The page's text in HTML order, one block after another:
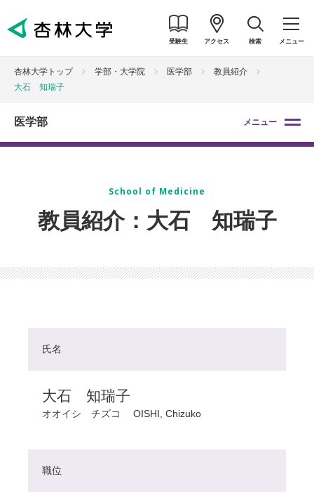
受験生 アクセス 検索 メニュー
杏林大学トップ 学部・大学院 医学部
教員紹介
大石 知瑞子
医学部 メニュー
School of Medicine
教員紹介：大石 知瑞子
氏名
大石 知瑞子
オオイシ チズコ OISHI, Chizuko
職位